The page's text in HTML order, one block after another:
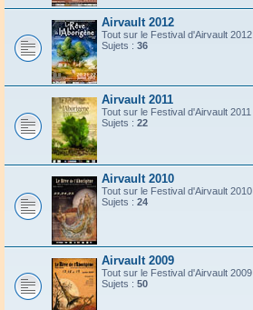
Airvault 2012
Tout sur le Festival d'Airvault 2012
Sujets : 36
Airvault 2011
Tout sur le Festival d'Airvault 2011
Sujets : 22
Airvault 2010
Tout sur le Festival d'Airvault 2010
Sujets : 24
Airvault 2009
Tout sur le Festival d'Airvault 2009
Sujets : 50